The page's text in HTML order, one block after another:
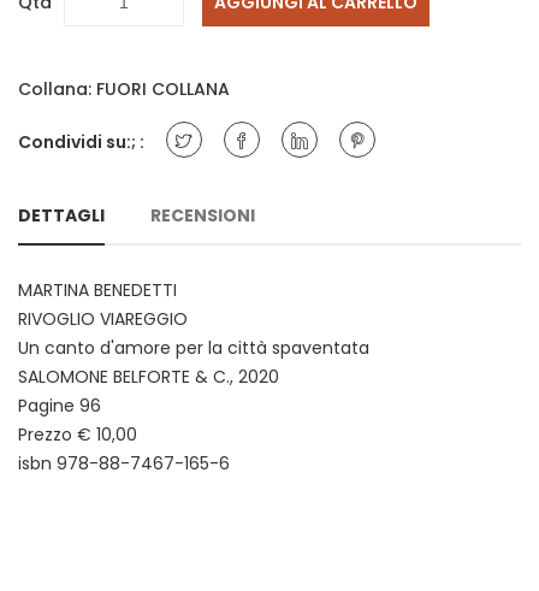
Collana: FUORI COLLANA
Condividi su:; :
DETTAGLI RECENSIONI
MARTINA BENEDETTI
RIVOGLIO VIAREGGIO
Un canto d'amore per la città spaventata
SALOMONE BELFORTE & C., 2020
Pagine 96
Prezzo € 10,00
isbn 978-88-7467-165-6